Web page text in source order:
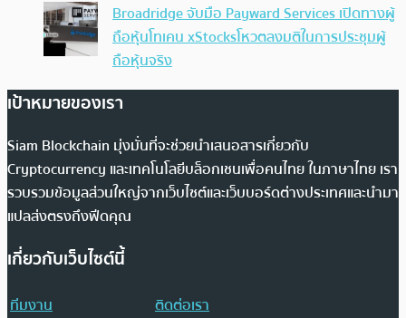
Broadridge จับมือ Payward Services เปิดทางผู้
ถือหุ้นโทเคน xStocksโหวตลงมติในการประชุมผู้
ถือหุ้นจริง
เป้าหมายของเรา
Siam Blockchain มุ่งมั่นที่จะช่วยนำเสนอสารเกี่ยวกับ
Cryptocurrency และเทคโนโลยีบล็อกเชนเพื่อคนไทย ในภาษาไทย เรา
รวบรวมข้อมูลส่วนใหญ่จากเว็บไซต์และเว็บบอร์ดต่างประเทศและนำมา
แปลส่งตรงถึงฟีดคุณ
เกี่ยวกับเว็บไซต์นี้
ทีมงาน
ติดต่อเรา